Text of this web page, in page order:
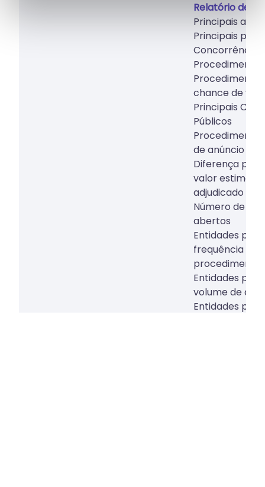
Relatório de
Principais
Principais
Concorrência
chance de
Principais
Públicos
de anúncio
Diferença
valor
adjudicado no
Número de
abertos
Entidades
frequência de
procedimentos
Entidades
volume de
Entidades